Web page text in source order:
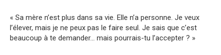
« Sa mère n’est plus dans sa vie. Elle n’a personne. Je veux
l’élever, mais je ne peux pas le faire seul. Je sais que c’est
beaucoup à te demander… mais pourrais-tu l’accepter ? »